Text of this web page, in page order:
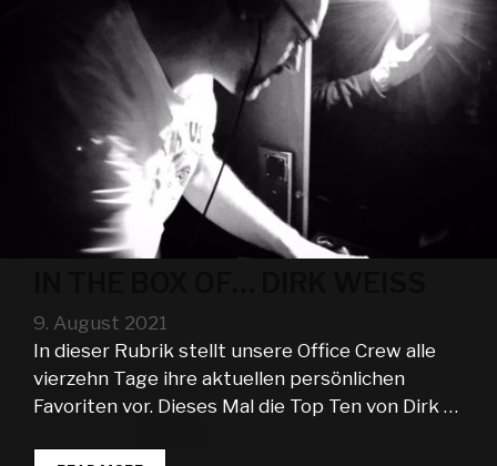
9. August 2021
In dieser Rubrik stellt unsere Office Crew alle
vierzehn Tage ihre aktuellen persönlichen
Favoriten vor. Dieses Mal die Top Ten von Dirk …